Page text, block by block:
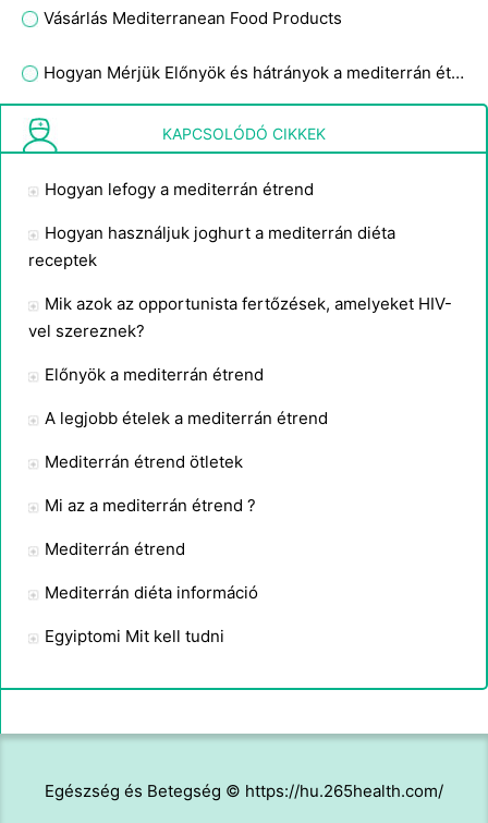
Vásárlás Mediterranean Food Products
Hogyan Mérjük Előnyök és hátrányok a mediterrán étrend
KAPCSOLÓDÓ CIKKEK
Hogyan lefogy a mediterrán étrend
Hogyan használjuk joghurt a mediterrán diéta
receptek
Mik azok az opportunista fertőzések, amelyeket HIV-
vel szereznek?
Előnyök a mediterrán étrend
A legjobb ételek a mediterrán étrend
Mediterrán étrend ötletek
Mi az a mediterrán étrend ?
Mediterrán étrend
Mediterrán diéta információ
Egyiptomi Mit kell tudni
Egészség és Betegség © https://hu.265health.com/